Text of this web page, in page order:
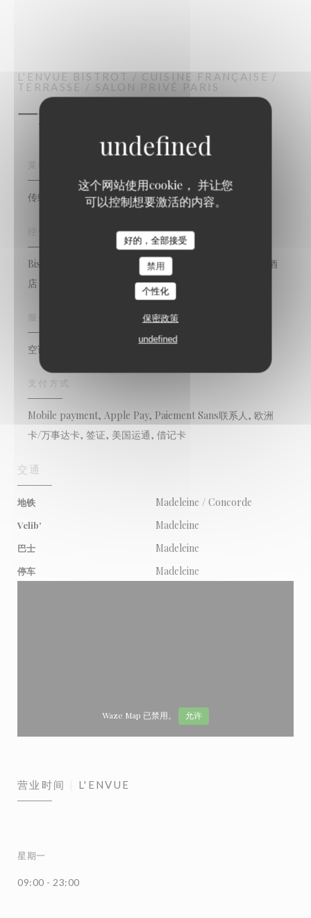
这个网站使用cookie， 并让您
可以控制想要激活的内容。
好的，全部接受
禁用
个性化
保密政策
undefined
L'ENVUE
BISTROT / CUISINE FRANÇAISE /
TERRASSE / SALON PRIVÉ
PARIS
一般信息
菜肴
传统美食, 新鲜产品, 自制
Bistrot / Cuisine Française / Terrasse / Salon privé, 啤酒
店
空调, 残疾人通道, 私人租用, 阳台, 无线上网
支付方式
Mobile payment, Apple Pay, Paiement Sans联系人, 欧洲
卡/万事达卡, 签证, 美国运通, 借记卡
交通
地铁 Madeleine / Concorde
Velib' Madeleine
巴士 Madeleine
停车 Madeleine
Waze Map 已禁用。 允许
营业时间 L'ENVUE
星期一
09:00 - 23:00